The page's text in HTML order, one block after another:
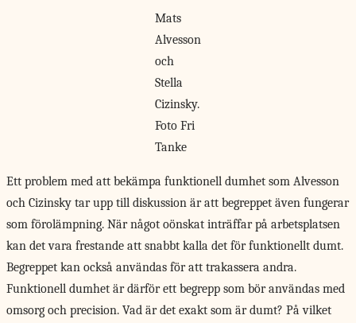
Mats
Alvesson
och
Stella
Cizinsky.
Foto Fri
Tanke
Ett problem med att bekämpa funktionell dumhet som Alvesson
och Cizinsky tar upp till diskussion är att begreppet även fungerar
som förolämpning. När något oönskat inträffar på arbetsplatsen
kan det vara frestande att snabbt kalla det för funktionellt dumt.
Begreppet kan också användas för att trakassera andra.
Funktionell dumhet är därför ett begrepp som bör användas med
omsorg och precision. Vad är det exakt som är dumt? På vilket